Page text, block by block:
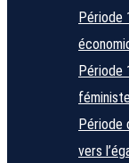
Période
Période
Période
vers